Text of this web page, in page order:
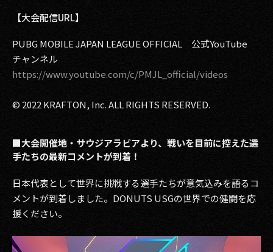
【大会配信URL】
PUBG MOBILE JAPAN LEAGUE OFFICIAL 公式YouTube
チャンネル
https://www.youtube.com/c/PMJL_official/videos
© 2022 KRAFTON, Inc. ALL RIGHTS RESERVED.
■大会開催地・サウジアラビアより、戦いを目前に控えた選
手たちの最新コメントが到着！
日本代表として世界に挑戦する選手たちが意気込みを語るコ
メントが到着しました。DONUTS USGの世界での健闘を応
援ください。